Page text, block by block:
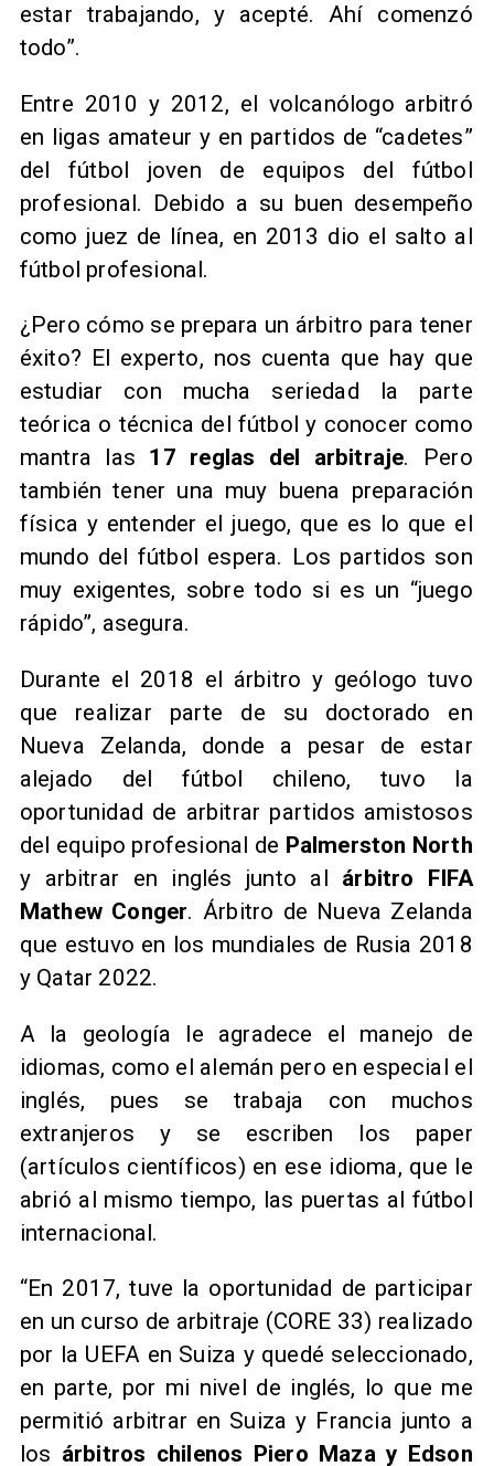
estar trabajando, y acepté. Ahí comenzó
todo”.
Entre 2010 y 2012, el volcanólogo arbitró
en ligas amateur y en partidos de “cadetes”
del fútbol joven de equipos del fútbol
profesional. Debido a su buen desempeño
como juez de línea, en 2013 dio el salto al
fútbol profesional.
¿Pero cómo se prepara un árbitro para tener
éxito? El experto, nos cuenta que hay que
estudiar con mucha seriedad la parte
teórica o técnica del fútbol y conocer como
mantra las 17 reglas del arbitraje. Pero
también tener una muy buena preparación
física y entender el juego, que es lo que el
mundo del fútbol espera. Los partidos son
muy exigentes, sobre todo si es un “juego
rápido”, asegura.
Durante el 2018 el árbitro y geólogo tuvo
que realizar parte de su doctorado en
Nueva Zelanda, donde a pesar de estar
alejado del fútbol chileno, tuvo la
oportunidad de arbitrar partidos amistosos
del equipo profesional de Palmerston North
y arbitrar en inglés junto al árbitro FIFA
Mathew Conger. Árbitro de Nueva Zelanda
que estuvo en los mundiales de Rusia 2018
y Qatar 2022.
A la geología le agradece el manejo de
idiomas, como el alemán pero en especial el
inglés, pues se trabaja con muchos
extranjeros y se escriben los paper
(artículos científicos) en ese idioma, que le
abrió al mismo tiempo, las puertas al fútbol
internacional.
“En 2017, tuve la oportunidad de participar
en un curso de arbitraje (CORE 33) realizado
por la UEFA en Suiza y quedé seleccionado,
en parte, por mi nivel de inglés, lo que me
permitió arbitrar en Suiza y Francia junto a
los árbitros chilenos Piero Maza y Edson